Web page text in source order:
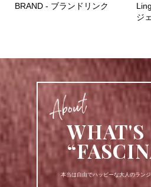
BRAND - ブランドリンク
ジ
WHAT'S
本当は自由でハッピーな大人のラン